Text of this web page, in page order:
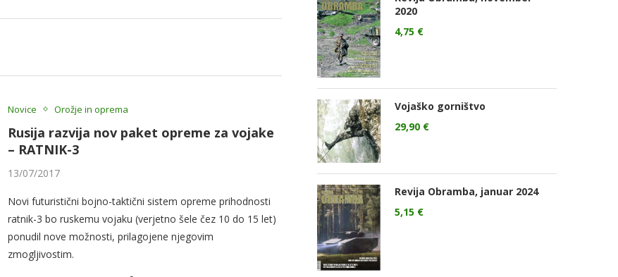
Novice Orožje in oprema
Rusija razvija nov paket opreme za vojake
– RATNIK-3
13/07/2017
Novi futuristični bojno-taktični sistem opreme prihodnosti
ratnik-3 bo ruskemu vojaku (verjetno šele čez 10 do 15 let)
ponudil nove možnosti, prilagojene njegovim
zmogljivostim.
2020
4,75 €
Vojaško gorništvo
29,90 €
Revija Obramba, januar 2024
5,15 €